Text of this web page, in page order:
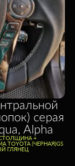
серая
Alpha
ТОЛЩИНА +
TOYOTA (ЧЕРНАЯ)GS
ГЛЯНЕЦ